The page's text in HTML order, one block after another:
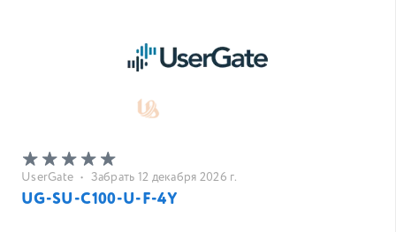
UserGate • Забрать 12 декабря 2026 г.
UG-SU-C100-U-F-4Y